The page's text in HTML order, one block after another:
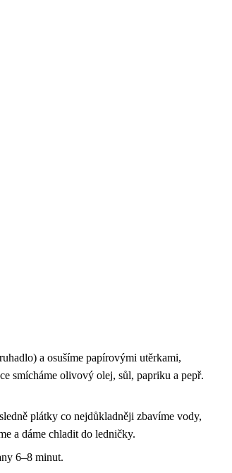
a osušíme papírovými utěrkami,
smícháme olivový olej, sůl, papriku a pepř.
plátky co nejdůkladněji zbavíme vody,
a dáme chladit do ledničky.
6–8 minut.